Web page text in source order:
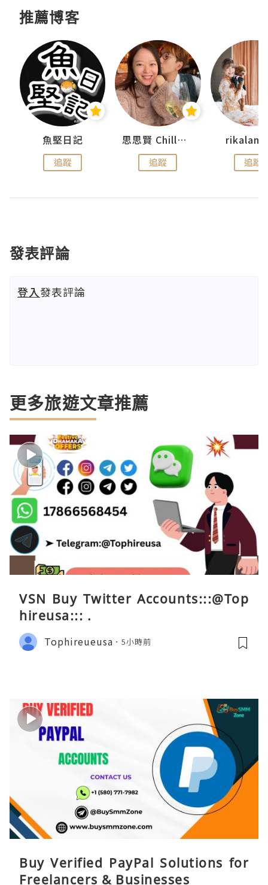
推薦博客
魚堅日記
追蹤
思思賢 ChillMyBabe
追蹤 追蹤
發表評論
登入發表評論
更多旅遊文章推薦
VSN Buy Twitter Accounts:::@Top
hireusa::: .
Tophireueusa 5小時前
Buy Verified PayPal Solutions for
Freelancers & Businesses